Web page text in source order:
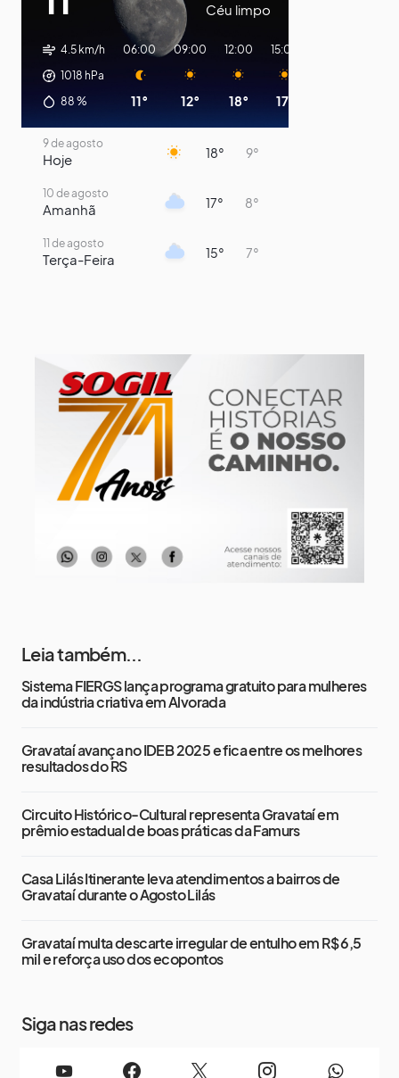
Céu limpo
4.5 km/h
1018 hPa
88 %
06:00
11°
09:00
12°
12:00
18°
15:00
17°
9 de agosto
Hoje 18° 9°
10 de agosto
Amanhã 17° 8°
11 de agosto
Terça-Feira 15° 7°
14 de agosto
Sexta-Feira 18° 14°
15 de agosto
Sábado 21° 16°
Leia também...
Sistema FIERGS lança programa gratuito para mulheres
da indústria criativa em Alvorada
Gravataí avança no IDEB 2025 e fica entre os melhores
resultados do RS
Circuito Histórico-Cultural representa Gravataí em
prêmio estadual de boas práticas da Famurs
Casa Lilás Itinerante leva atendimentos a bairros de
Gravataí durante o Agosto Lilás
Gravataí multa descarte irregular de entulho em R$ 6,5
mil e reforça uso dos ecopontos
Siga nas redes